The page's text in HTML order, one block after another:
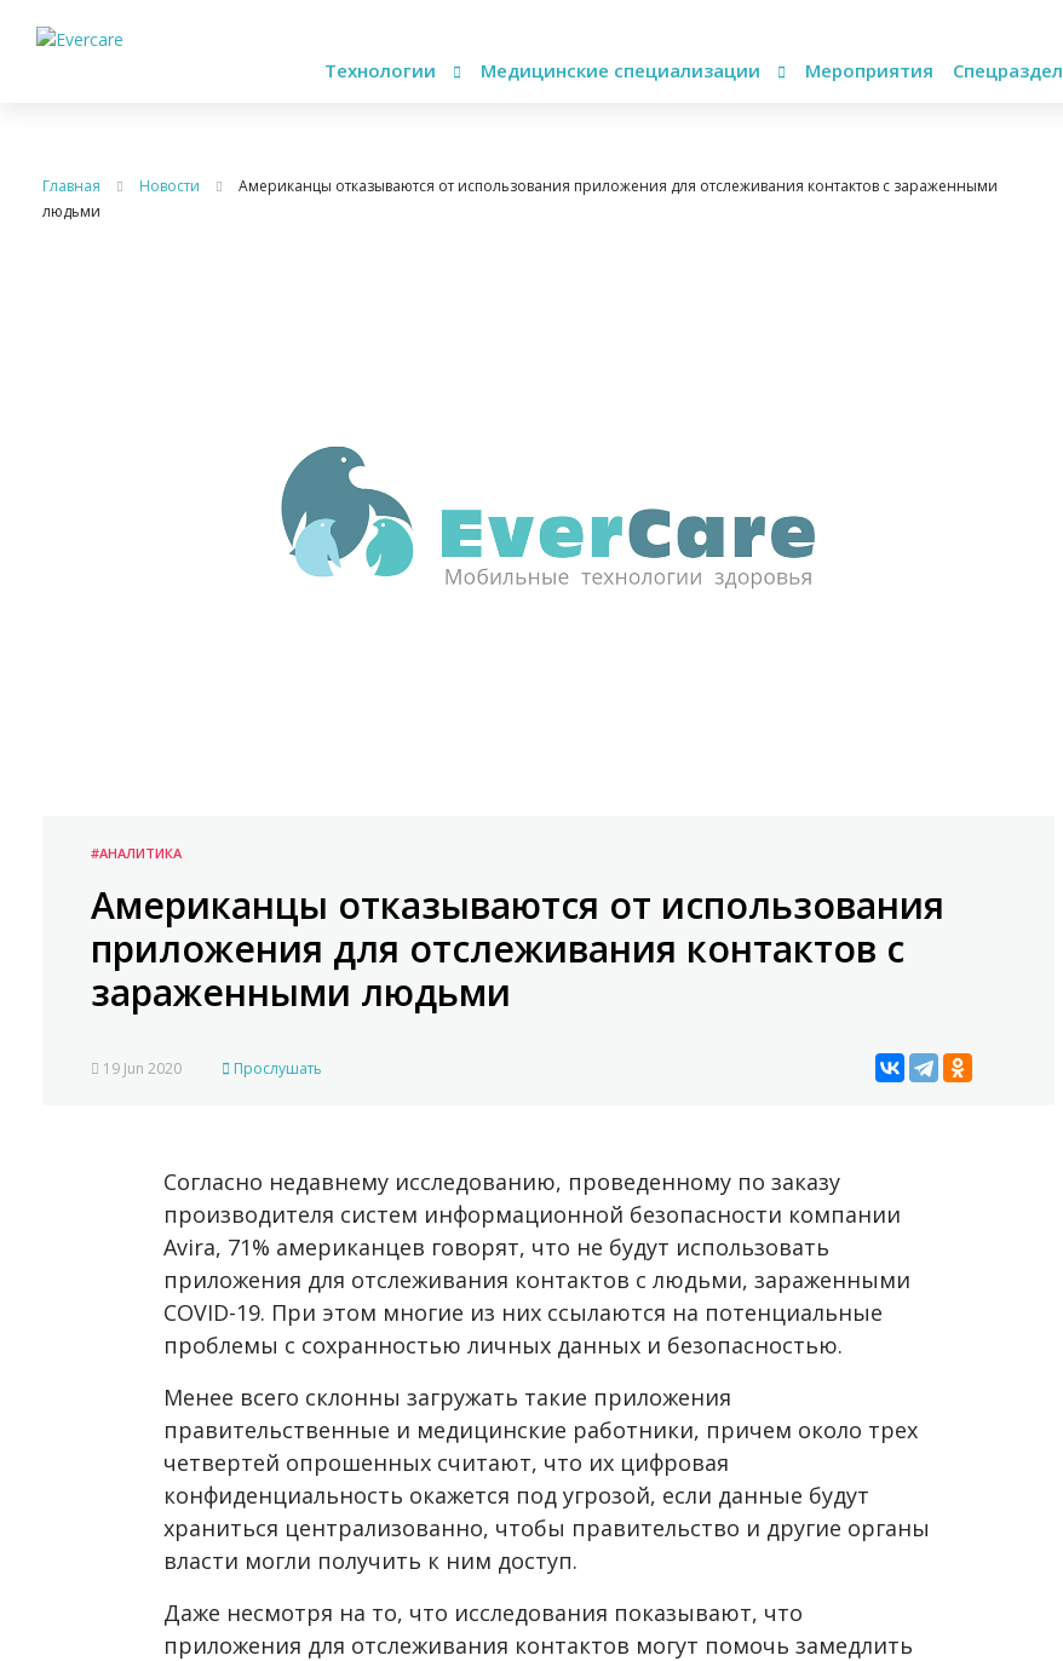
Технологии Медицинские специализации Мероприятия Спецраздел
Главная Новости
Американцы отказываются от использования приложения для отслеживания контактов с зараженными
людьми
#АНАЛИТИКА
Американцы отказываются от использования
приложения для отслеживания контактов с
зараженными людьми
19 Jun 2020 Прослушать
Согласно недавнему исследованию, проведенному по заказу
производителя систем информационной безопасности компании
Avira, 71% американцев говорят, что не будут использовать
приложения для отслеживания контактов с людьми, зараженными
COVID-19. При этом многие из них ссылаются на потенциальные
проблемы с сохранностью личных данных и безопасностью.
Менее всего склонны загружать такие приложения
правительственные и медицинские работники, причем около трех
четвертей опрошенных считают, что их цифровая
конфиденциальность окажется под угрозой, если данные будут
храниться централизованно, чтобы правительство и другие органы
власти могли получить к ним доступ.
Даже несмотря на то, что исследования показывают, что
приложения для отслеживания контактов могут помочь замедлить